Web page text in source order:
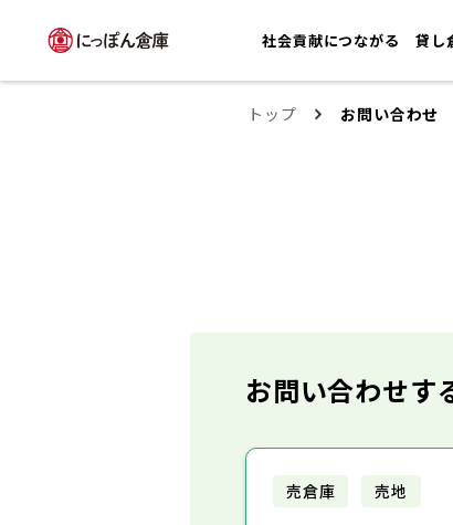
社会貢献につながる 貸し
トップ お問い合わせ
お問い合わせす
売倉庫 売地